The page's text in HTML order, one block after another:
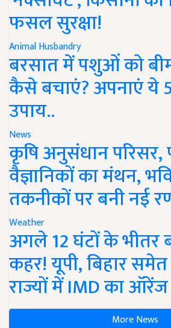
फसल सुरक्षा!
Animal Husbandry
बरसात में पशुओं को
कैसे बचाएं? अपनाएं ये
उपाय..
News
कृषि अनुसंधान परिसर,
वैज्ञानिकों का मंथन,
तकनीकों पर बनी नई
Weather
अगले 12 घंटों के भीतर
कहर! यूपी, बिहार समेत
राज्यों में IMD का
More News